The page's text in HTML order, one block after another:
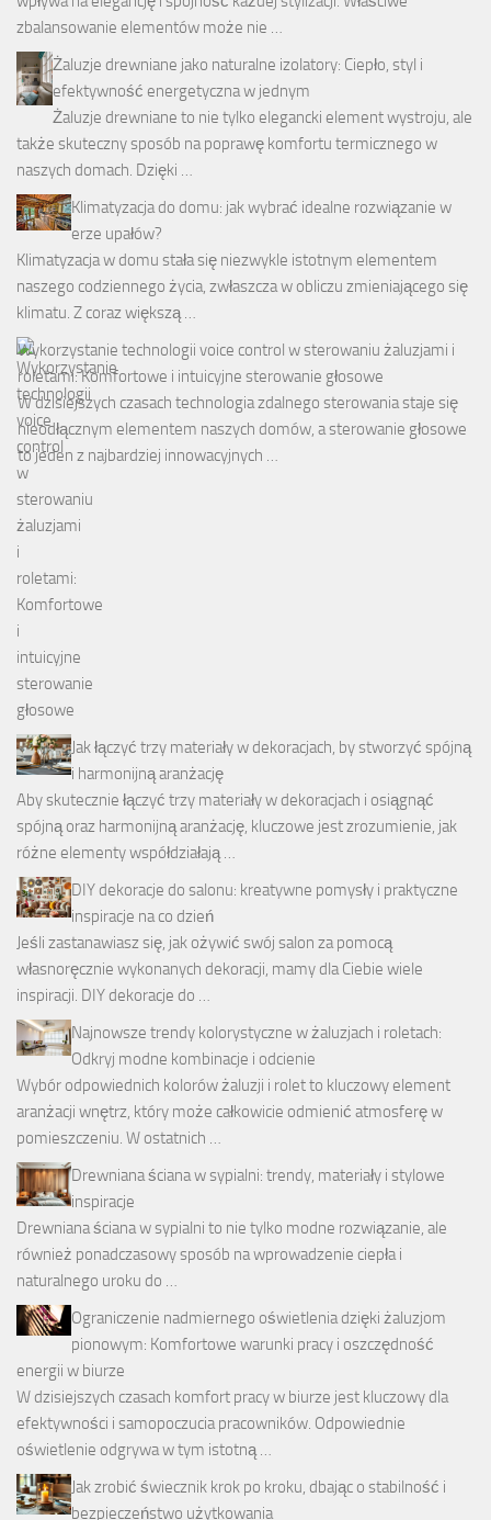
zbalansowanie elementów może nie …
Żaluzje drewniane jako naturalne izolatory: Ciepło, styl i
efektywność energetyczna w jednym
Żaluzje drewniane to nie tylko elegancki element wystroju, ale
także skuteczny sposób na poprawę komfortu termicznego w
naszych domach. Dzięki …
Klimatyzacja do domu: jak wybrać idealne rozwiązanie w
erze upałów?
Klimatyzacja w domu stała się niezwykle istotnym elementem
naszego codziennego życia, zwłaszcza w obliczu zmieniającego się
klimatu. Z coraz większą …
Wykorzystanie technologii voice control w sterowaniu żaluzjami i
roletami: Komfortowe i intuicyjne sterowanie głosowe
W dzisiejszych czasach technologia zdalnego sterowania staje się
nieodłącznym elementem naszych domów, a sterowanie głosowe
to jeden z najbardziej innowacyjnych …
Jak łączyć trzy materiały w dekoracjach, by stworzyć spójną
i harmonijną aranżację
Aby skutecznie łączyć trzy materiały w dekoracjach i osiągnąć
spójną oraz harmonijną aranżację, kluczowe jest zrozumienie, jak
różne elementy współdziałają …
DIY dekoracje do salonu: kreatywne pomysły i praktyczne
inspiracje na co dzień
Jeśli zastanawiasz się, jak ożywić swój salon za pomocą
własnoręcznie wykonanych dekoracji, mamy dla Ciebie wiele
inspiracji. DIY dekoracje do …
Najnowsze trendy kolorystyczne w żaluzjach i roletach:
Odkryj modne kombinacje i odcienie
Wybór odpowiednich kolorów żaluzji i rolet to kluczowy element
aranżacji wnętrz, który może całkowicie odmienić atmosferę w
pomieszczeniu. W ostatnich …
Drewniana ściana w sypialni: trendy, materiały i stylowe
inspiracje
Drewniana ściana w sypialni to nie tylko modne rozwiązanie, ale
również ponadczasowy sposób na wprowadzenie ciepła i
naturalnego uroku do …
Ograniczenie nadmiernego oświetlenia dzięki żaluzjom
pionowym: Komfortowe warunki pracy i oszczędność
energii w biurze
W dzisiejszych czasach komfort pracy w biurze jest kluczowy dla
efektywności i samopoczucia pracowników. Odpowiednie
oświetlenie odgrywa w tym istotną …
Jak zrobić świecznik krok po kroku, dbając o stabilność i
bezpieczeństwo użytkowania